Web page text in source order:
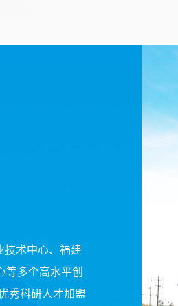
技术中心、福建
等多个高水平创
秀科研人才加盟